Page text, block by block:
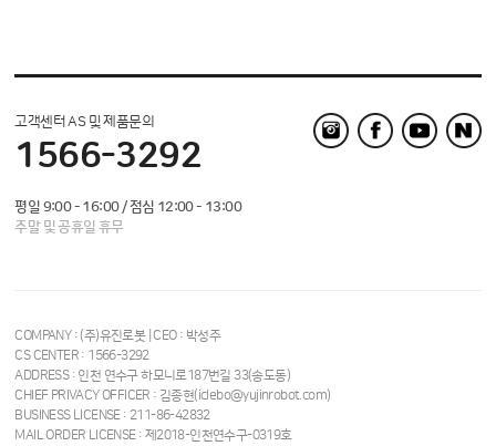
고객센터 AS 및 제품문의
1566-3292
평일 9:00 - 16:00 / 점심 12:00 - 13:00
주말 및 공휴일 휴무
COMPANY : (주)유진로봇 | CEO : 박성주
CS CENTER : 1566-3292
ADDRESS : 인천 연수구 하모니로187번길 33(송도동)
CHIEF PRIVACY OFFICER : 김종현(iclebo@yujinrobot.com)
BUSINESS LICENSE : 211-86-42832
MAIL ORDER LICENSE : 제2018-인천연수구-0319호